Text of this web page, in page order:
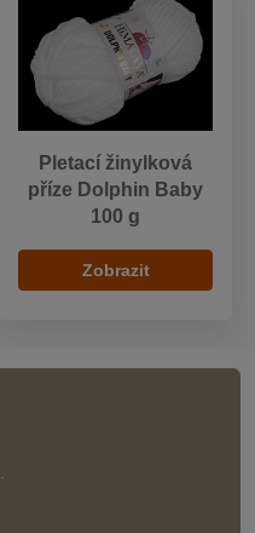
Pletací žinylková
příze Dolphin Baby
100 g
Zobrazit